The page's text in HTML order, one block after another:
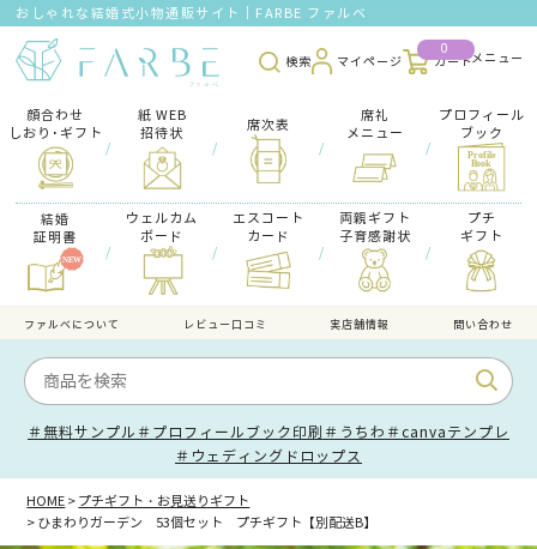
おしゃれな結婚式小物通販サイト｜FARBE ファルベ
検索 マイページ
0
カート
顔合わせ
しおり･ギフト
/
紙 WEB
招待状
/
席次表
/
席礼
メニュー
/
プロフィール
ブック
結婚
証明書
/
ウェルカム
ボード
/
エスコート
カード
/
両親ギフト
子育感謝状
/
プチ
ギフト
ファルべについて レビュー口コミ 実店舗情報 問い合わせ
＃無料サンプル ＃プロフィールブック印刷 ＃うちわ ＃canvaテンプレ
＃ウェディングドロップス
HOME
プチギフト・お見送りギフト
ひまわりガーデン 53個セット プチギフト【別配送B】